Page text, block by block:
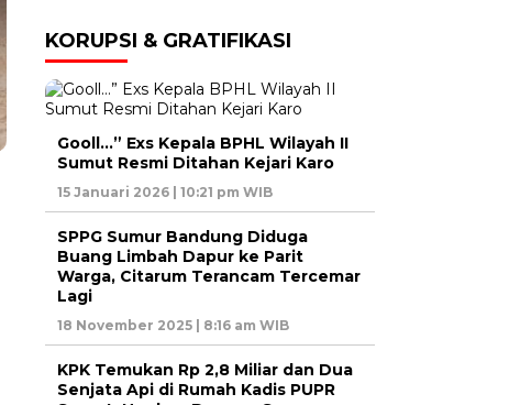
KORUPSI & GRATIFIKASI
Gooll…” Exs Kepala BPHL Wilayah II
Sumut Resmi Ditahan Kejari Karo
15 Januari 2026 | 10:21 pm WIB
SPPG Sumur Bandung Diduga
Buang Limbah Dapur ke Parit
Warga, Citarum Terancam Tercemar
Lagi
18 November 2025 | 8:16 am WIB
KPK Temukan Rp 2,8 Miliar dan Dua
Senjata Api di Rumah Kadis PUPR